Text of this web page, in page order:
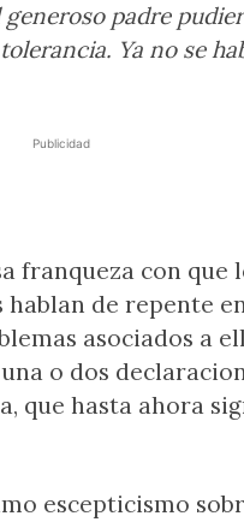
padre
Ya no se
Publicidad
franqueza con que
de repente
asociados a
o dos
que hasta ahora
escepticismo